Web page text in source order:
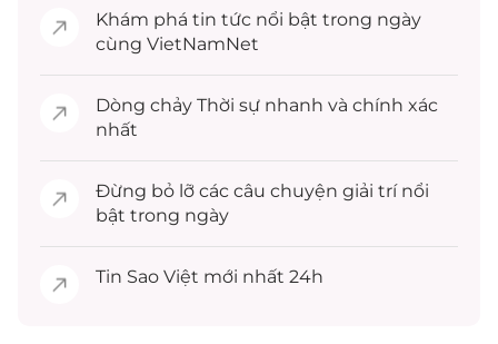
Khám phá tin tức nổi bật trong ngày
cùng VietNamNet
Dòng chảy Thời sự nhanh và chính xác
nhất
Đừng bỏ lỡ các câu chuyện giải trínổi
bật trong ngày
Tin Sao Việt mới nhất 24h